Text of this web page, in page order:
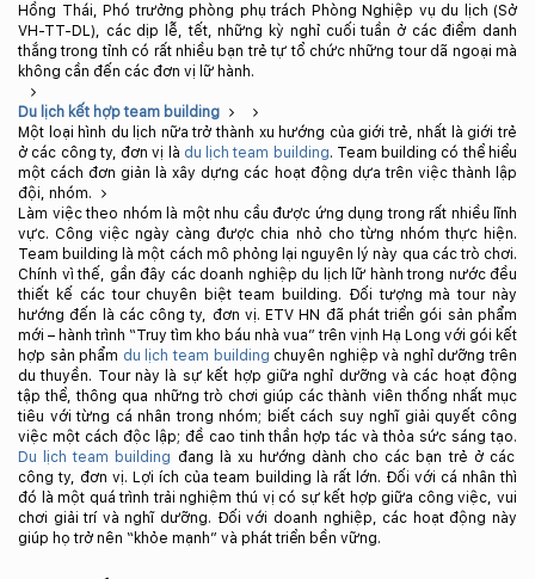
Hồng Thái, Phó trưởng phòng phụ trách Phòng Nghiệp vụ du lịch (Sở
VH-TT-DL), các dịp lễ, tết, những kỳ nghỉ cuối tuần ở các điểm danh
thắng trong tỉnh có rất nhiều bạn trẻ tự tổ chức những tour dã ngoại mà
không cần đến các đơn vị lữ hành.
Du lịch kết hợp team building
Một loại hình du lịch nữa trở thành xu hướng của giới trẻ, nhất là giới trẻ
ở các công ty, đơn vị là du lịch team building. Team building có thể hiểu
một cách đơn giản là xây dựng các hoạt động dựa trên việc thành lập
đội, nhóm.
Làm việc theo nhóm là một nhu cầu được ứng dụng trong rất nhiều lĩnh
vực. Công việc ngày càng được chia nhỏ cho từng nhóm thực hiện.
Team building là một cách mô phỏng lại nguyên lý này qua các trò chơi.
Chính vì thế, gần đây các doanh nghiệp du lịch lữ hành trong nước đều
thiết kế các tour chuyên biệt team building. Đối tượng mà tour này
hướng đến là các công ty, đơn vị. ETV HN đã phát triển gói sản phẩm
mới – hành trình “Truy tìm kho báu nhà vua” trên vịnh Hạ Long với gói kết
hợp sản phẩm du lịch team building chuyên nghiệp và nghỉ dưỡng trên
du thuyền. Tour này là sự kết hợp giữa nghỉ dưỡng và các hoạt động
tập thể, thông qua những trò chơi giúp các thành viên thống nhất mục
tiêu với từng cá nhân trong nhóm; biết cách suy nghĩ giải quyết công
việc một cách độc lập; đề cao tinh thần hợp tác và thỏa sức sáng tạo.
Du lịch team building đang là xu hướng dành cho các bạn trẻ ở các
công ty, đơn vị. Lợi ích của team building là rất lớn. Đối với cá nhân thì
đó là một quá trình trải nghiệm thú vị có sự kết hợp giữa công việc, vui
chơi giải trí và nghĩ dưỡng. Đối với doanh nghiệp, các hoạt động này
giúp họ trở nên “khỏe mạnh” và phát triển bền vững.